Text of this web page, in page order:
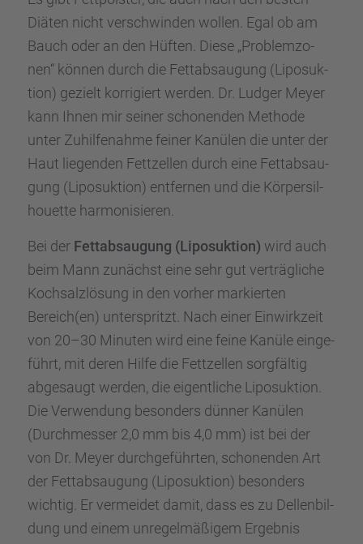
Diäten nicht verschwin­den wollen. Egal ob am
Bauch oder an den Hüften. Diese „Problem­zo­
nen“ können durch die Fettab­sau­gung (Liposuk­
tion) gezielt korri­giert werden. Dr. Ludger Meyer
kann Ihnen mir seiner schonen­den Methode
unter Zuhil­fe­nahme feiner Kanülen die unter der
Haut liegen­den Fettzel­len durch eine Fettab­sau­
gung (Liposuk­tion) entfer­nen und die Körper­sil­
hou­ette harmo­ni­sie­ren.
Bei der Fettab­sau­gung (Liposuk­tion) wird auch
beim Mann zunächst eine sehr gut verträg­li­che
Kochsalz­lö­sung in den vorher markier­ten
Bereich(en) unter­spritzt. Nach einer Einwirk­zeit
von 20–30 Minuten wird eine feine Kanüle einge­
führt, mit deren Hilfe die Fettzel­len sorgfäl­tig
abgesaugt werden, die eigent­li­che Liposuk­tion.
Die Verwen­dung beson­ders dünner Kanülen
(Durch­mes­ser 2,0 mm bis 4,0 mm) ist bei der
von Dr. Meyer durch­ge­führ­ten, schonen­den Art
der Fettab­sau­gung (Liposuk­tion) beson­ders
wichtig. Er vermei­det damit, dass es zu Dellen­bil­
dung und einem unregel­mä­ßi­gem Ergeb­nis